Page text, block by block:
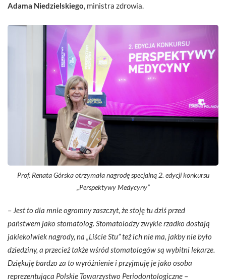
Adama Niedzielskiego, ministra zdrowia.
Prof. Renata Górska otrzymała nagrodę specjalną 2. edycji konkursu
„Perspektywy Medycyny”
– Jest to dla mnie ogromny zaszczyt, że stoję tu dziś przed
państwem jako stomatolog. Stomatolodzy zwykle rzadko dostają
jakiekolwiek nagrody, na „Liście Stu” też ich nie ma, jakby nie było
dziedziny, a przecież także wśród stomatologów są wybitni lekarze.
Dziękuję bardzo za to wyróżnienie i przyjmuję je jako osoba
reprezentująca Polskie Towarzystwo Periodontologiczne –